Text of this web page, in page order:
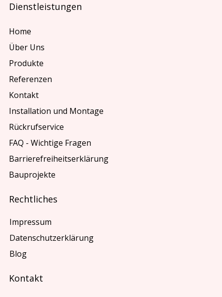
Dienstleistungen
Home
Über Uns
Produkte
Referenzen
Kontakt
Installation und Montage
Rückrufservice
FAQ - Wichtige Fragen
Barrierefreiheitserklärung
Bauprojekte
Kontakt
Rechtliches
Impressum
Datenschutzerklärung
Blog